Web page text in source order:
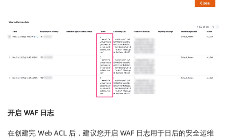
开启 WAF 日志
在创建完 Web ACL 后，建议您开启 WAF 日志用于日后的安全运维